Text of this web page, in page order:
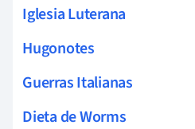
Iglesia Luterana
Hugonotes
Guerras Italianas
Dieta de Worms